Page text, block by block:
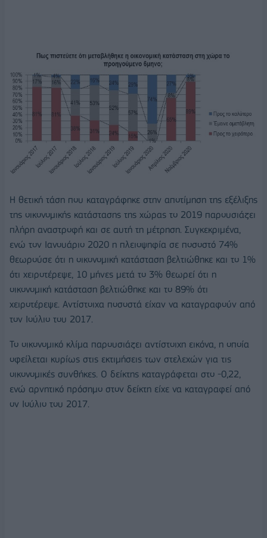
Η θετική τάση που καταγράφηκε στην αποτίμηση της εξέλιξης
της οικονομικής κατάστασης της χώρας το 2019 παρουσιάζει
πλήρη αναστροφή και σε αυτή τη μέτρηση. Συγκεκριμένα,
ενώ τον Ιανουάριο 2020 η πλειοψηφία σε ποσοστό 74%
θεωρούσε ότι η οικονομική κατάσταση βελτιώθηκε και το 1%
ότι χειροτέρεψε, 10 μήνες μετά το 3% θεωρεί ότι η
οικονομική κατάσταση βελτιώθηκε και το 89% ότι
χειροτέρεψε. Αντίστοιχα ποσοστά είχαν να καταγραφούν από
τον Ιούλιο του 2017.
Το οικονομικό κλίμα παρουσιάζει αντίστοιχη εικόνα, η οποία
οφείλεται κυρίως στις εκτιμήσεις των στελεχών για τις
οικονομικές συνθήκες. Ο δείκτης καταγράφεται στο -0,22,
ενώ αρνητικό πρόσημο στον δείκτη είχε να καταγραφεί από
ον Ιούλιο του 2017.